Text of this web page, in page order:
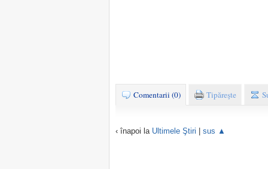
Comentarii (0) Tipăreşte
‹ înapoi la Ultimele Ştiri | sus ▲